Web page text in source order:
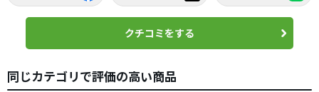
クチコミをする
同じカテゴリで評価の高い商品